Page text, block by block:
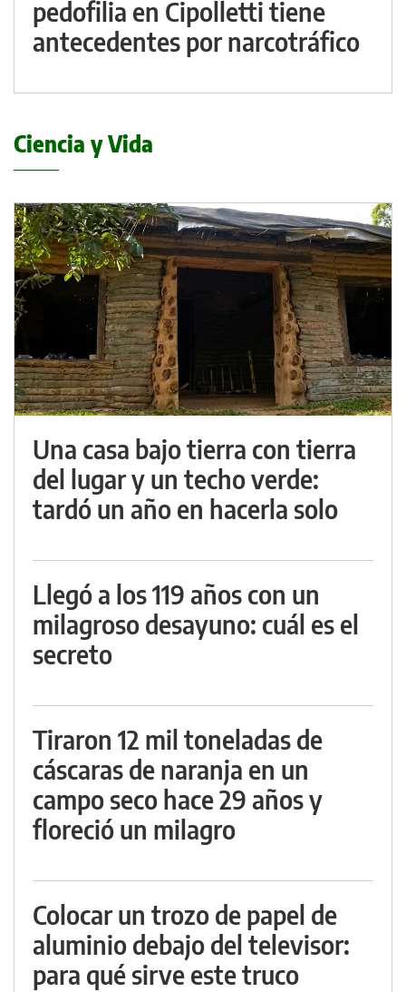
pedofilia en Cipolletti tiene
antecedentes por narcotráfico
Ciencia y Vida
Una casa bajo tierra con tierra
del lugar y un techo verde:
tardó un año en hacerla solo
Llegó a los 119 años con un
milagroso desayuno: cuál es el
secreto
Tiraron 12 mil toneladas de
cáscaras de naranja en un
campo seco hace 29 años y
floreció un milagro
Colocar un trozo de papel de
aluminio debajo del televisor:
para qué sirve este truco